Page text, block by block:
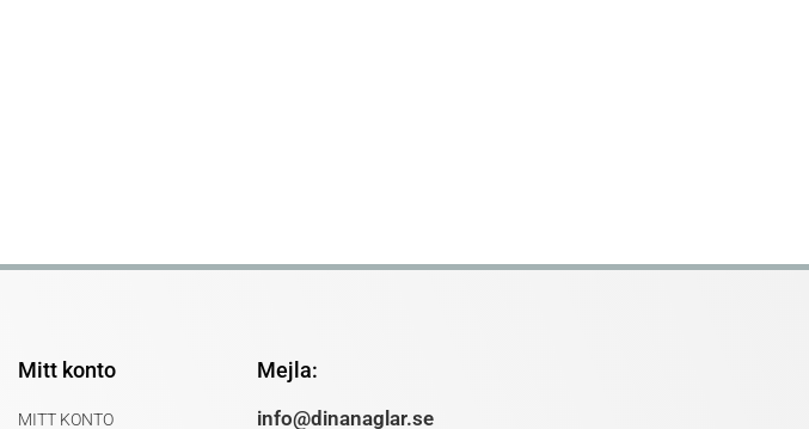
Mitt konto
MITT KONTO
Mejla:
info@dinanaglar.se